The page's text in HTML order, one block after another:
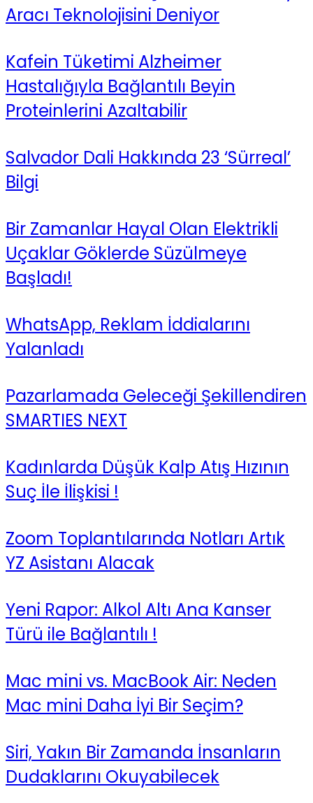
Aracı Teknolojisini Deniyor
Kafein Tüketimi Alzheimer
Hastalığıyla Bağlantılı Beyin
Proteinlerini Azaltabilir
Salvador Dali Hakkında 23 ‘Sürreal’
Bilgi
Bir Zamanlar Hayal Olan Elektrikli
Uçaklar Göklerde Süzülmeye
Başladı!
WhatsApp, Reklam İddialarını
Yalanladı
Pazarlamada Geleceği Şekillendiren
SMARTIES NEXT
Kadınlarda Düşük Kalp Atış Hızının
Suç İle İlişkisi !
Zoom Toplantılarında Notları Artık
YZ Asistanı Alacak
Yeni Rapor: Alkol Altı Ana Kanser
Türü ile Bağlantılı !
Mac mini vs. MacBook Air: Neden
Mac mini Daha İyi Bir Seçim?
Siri, Yakın Bir Zamanda İnsanların
Dudaklarını Okuyabilecek